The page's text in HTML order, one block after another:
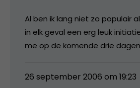
Al ben ik lang niet zo populair
in elk geval een erg leuk
me op de komende drie
26 september 2006 om 19:23